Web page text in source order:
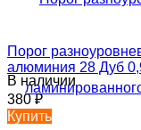
Порог
алюминия 28 Дуб
В наличии
380₽
Купить